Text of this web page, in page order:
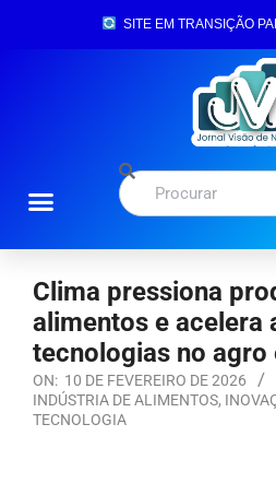
SITE EM TRANSIÇÃO
Clima pressiona
alimentos e acelera
tecnologias no agro
ON: 10 DE FEVEREIRO DE 2026
INDÚSTRIA DE ALIMENTOS,
TECNOLOGIA